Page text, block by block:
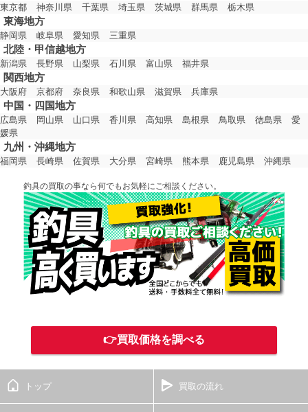
東京都 神奈川県 千葉県 埼玉県 茨城県 群馬県 栃木県
東海地方
静岡県 岐阜県 愛知県 三重県
北陸・甲信越地方
新潟県 長野県 山梨県 石川県 富山県 福井県
関西地方
大阪府 京都府 奈良県 和歌山県 滋賀県 兵庫県
中国・四国地方
広島県 岡山県 山口県 香川県 高知県 島根県 鳥取県 徳島県
愛
媛県
九州・沖縄地方
福岡県 長崎県 佐賀県 大分県 宮崎県 熊本県 鹿児島県 沖縄県
釣具の買取の事なら何でもお気軽にご相談ください。
👉買取価格を調べる
トップ 買取の流れ